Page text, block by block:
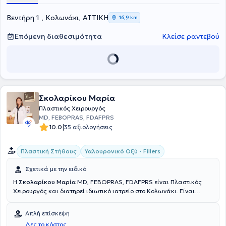
των πλαστικών χειρουργών του Christ Hospital of Cincinnati. Είναι
συνεργάτης και χειρουργεί στις ιδιωτικές κλινικές Metropolitan
General, Αττικόν Θεραπευτήριον και City Hospital Καλαμάτας.
Βεντήρη 1 , Κολωνάκι, ΑΤΤΙΚΗ 16,9 km
Επόμενη διαθεσιμότητα Κλείσε ραντεβού
Σκολαρίκου Μαρία
Πλαστικός Χειρουργός
MD, FEBOPRAS, FDAFPRS
10.0|35 αξιολογήσεις
Πλαστική Στήθους Υαλουρονικό Οξύ - Fillers
Σχετικά με την ειδικό
Η Σκολαρίκου Μαρία MD, FEBOPRAS, FDAFPRS είναι Πλαστικός
Χειρουργός και διατηρεί ιδιωτικό ιατρείο στο Κολωνάκι. Είναι
Πανεπιστημίου Αθηνών. Εξειδικεύτηκε στη Γενική Χειρουργική, στο
Ναυτικό Νοσοκομείο Αθηνών και ειδικεύτηκε στην Πλαστική
Απλή επίσκεψη
Δες το κόστος